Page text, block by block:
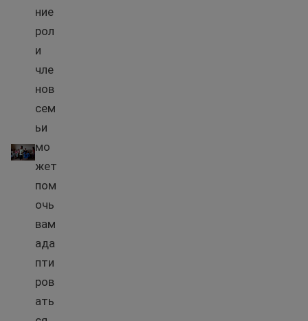
Семейные роли в США
ние
рол
и
чле
нов
сем
ьи
мо
жет
пом
очь
вам
ада
пти
ров
ать